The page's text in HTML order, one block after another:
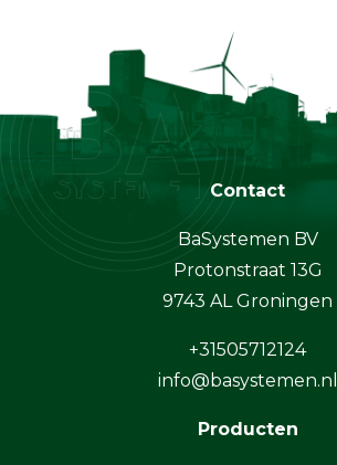
Contact
BaSystemen BV
Protonstraat 13G
9743 AL Groningen
+31505712124
info@basystemen.nl
Producten